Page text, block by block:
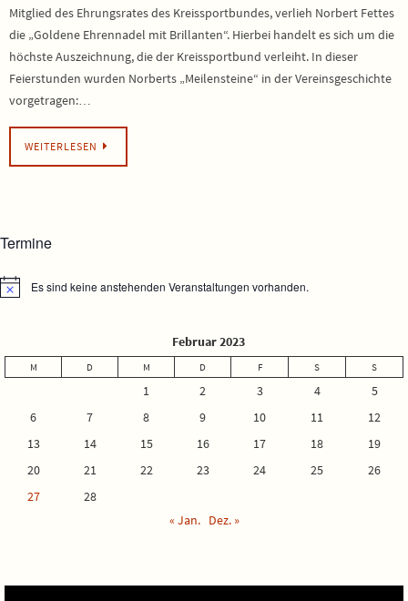
Mitglied des Ehrungsrates des Kreissportbundes, verlieh Norbert Fettes
die „Goldene Ehrennadel mit Brillanten“. Hierbei handelt es sich um die
höchste Auszeichnung, die der Kreissportbund verleiht. In dieser
Feierstunden wurden Norberts „Meilensteine“ in der Vereinsgeschichte
vorgetragen:…
WEITERLESEN
Termine
HinweisEs sind keine anstehenden Veranstaltungen vorhanden.
Februar 2023
M D M D F S S
1 2 3 4
5
6
7 8 9 10 11
12
13
14 15 16 17 18
19
20
21 22 23 24 25
26
27
28
« Jan. Dez. »